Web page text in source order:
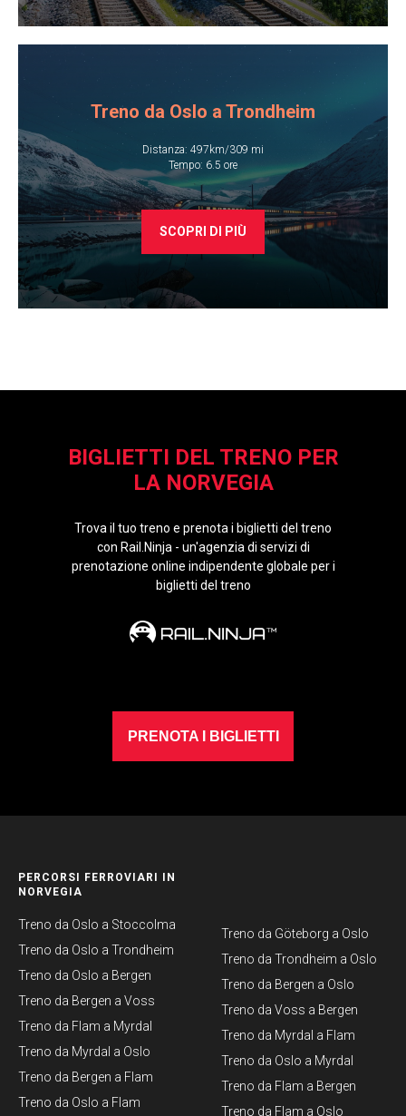
Treno da Oslo a Trondheim
Distanza: 497km/309 mi
​Tempo: 6.5 ore
SCOPRI DI PIÙ
BIGLIETTI DEL TRENO PER
LA NORVEGIA
PRENOTA I BIGLIETTI
Trova il tuo treno e prenota i biglietti del treno
con Rail.Ninja - un'agenzia di servizi di
prenotazione online indipendente globale per i
biglietti del treno
PERCORSI FERROVIARI IN
NORVEGIA
Treno da Oslo a Stoccolma
Treno da Oslo a Trondheim
Treno da Oslo a Bergen
Treno da Bergen a Voss
Treno da Flam a Myrdal
Treno da Myrdal a Oslo
Treno da Bergen a Flam
Treno da Oslo a Flam
Treno da Göteborg a Oslo
Treno da Trondheim a Oslo
Treno da Bergen a Oslo
Treno da Voss a Bergen
Treno da Myrdal a Flam
Treno da Oslo a Myrdal
Treno da Flam a Bergen
Treno da Flam a Oslo